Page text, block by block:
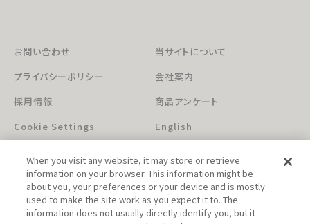
お問い合わせ
当サイトについて
プライバシーポリシー
会社案内
採用情報
商品アンケート
Cookie Settings
English
When you visit any website, it may store or retrieve
information on your browser. This information might be
about you, your preferences or your device and is mostly
used to make the site work as you expect it to. The
information does not usually directly identify you, but it